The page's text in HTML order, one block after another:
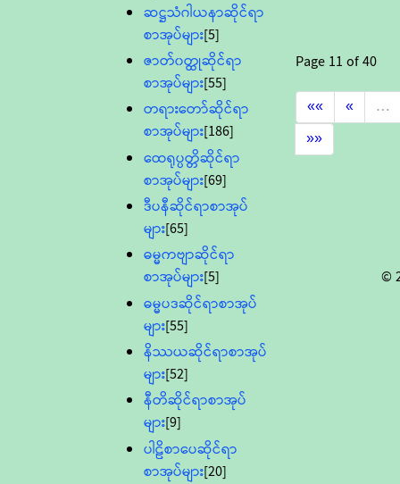
ဆဋ္ဌသံဂါယနာဆိုင်ရာ
စာအုပ်များ[5]
ဇာတ်၀တ္ထုဆိုင်ရာ
စာအုပ်များ[55]
တရားတော်ဆိုင်ရာ
စာအုပ်များ[186]
ထေရုပ္ပတ္တိဆိုင်ရာ
စာအုပ်များ[69]
ဒီပနီဆိုင်ရာစာအုပ်
များ[65]
ဓမ္မကဗျာဆိုင်ရာ
စာအုပ်များ[5]
ဓမ္မပဒဆိုင်ရာစာအုပ်
များ[55]
နိဿယဆိုင်ရာစာအုပ်
များ[52]
နီတိဆိုင်ရာစာအုပ်
များ[9]
ပါဠိစာပေဆိုင်ရာ
စာအုပ်များ[20]
Page11 of40
««
«
…
»»
©